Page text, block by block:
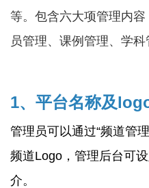
等。包含六大项管理内
员管理、课例管理、学科
1、平台名称及
管理员可以通过“频道管
频道Logo，管理后台可
介。